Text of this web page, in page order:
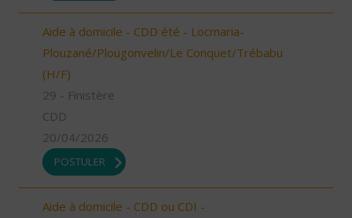
Aide à domicile - CDD été - Locmaria-
Plouzané/Plougonvelin/Le Conquet/Trébabu
(H/F)
29 - Finistère
CDD
20/04/2026
POSTULER
Aide à domicile - CDD ou CDI -